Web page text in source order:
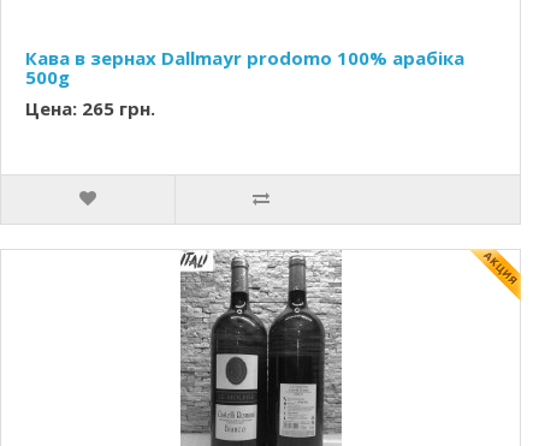
Кава в зернах Dallmayr prodomo 100% арабіка
500g
Цена: 265 грн.